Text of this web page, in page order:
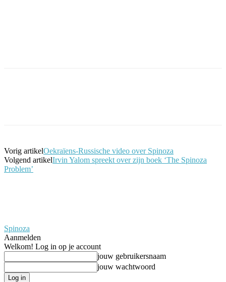
Vorig artikelOekraïens-Russische video over Spinoza
Volgend artikelIrvin Yalom spreekt over zijn boek ‘The Spinoza
Problem’
Spinoza
Aanmelden
Welkom! Log in op je account
jouw gebruikersnaam
jouw wachtwoord